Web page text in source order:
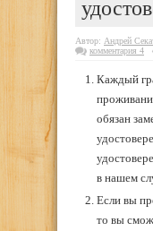
Автор: Андрей
комментария 4
Каждый
обязан
в нашем
Если вы
то вы